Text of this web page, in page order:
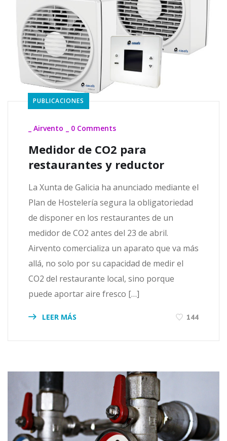
PUBLICACIONES
Airvento 0 Comments
Medidor de CO2 para
restaurantes y reductor
La Xunta de Galicia ha anunciado mediante el
Plan de Hostelería segura la obligatoriedad
de disponer en los restaurantes de un
medidor de CO2 antes del 23 de abril.
Airvento comercializa un aparato que va más
allá, no solo por su capacidad de medir el
CO2 del restaurante local, sino porque
puede aportar aire fresco […]
LEER MÁS 144